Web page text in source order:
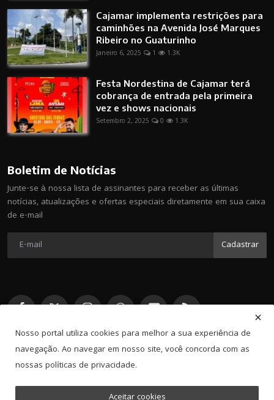
Cajamar implementa restrições para
caminhões na Avenida José Marques
Ribeiro no Guaturinho
Janeiro 6, 2025
1 1.3K
Festa Nordestina de Cajamar terá
cobrança de entrada pela primeira
vez e shows nacionais
Setembro 2, 2025
0 1.3K
Boletim de Notícias
Junte-se à nossa lista de assinantes para receber as últimas
notícias, atualizações e ofertas especiais diretamente em sua caixa
de e-mail
Cadastrar
Nosso portal utiliza cookies para melhor a sua experiência de
navegação. Ao navegar em nosso site, você concorda com as
nossas políticas de privacidade.